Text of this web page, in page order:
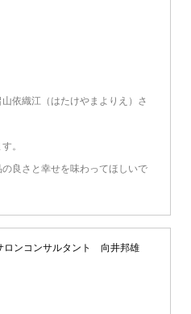
依織江（はたけやまよりえ）さ
。
良さと幸せを味わってほしいで
ロンコンサルタント 向井邦雄